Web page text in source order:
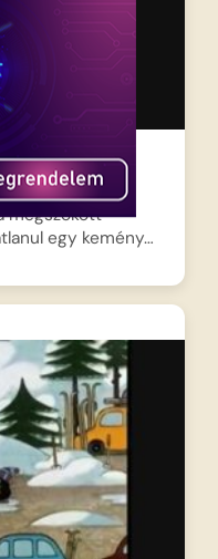
megszokott
egy kemény…